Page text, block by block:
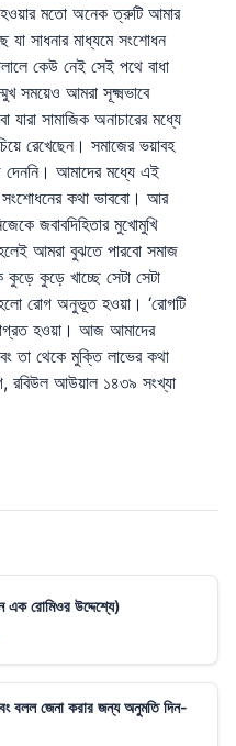
মতো অনেক ত্রুটি আমার
সাধনার মাধ্যমে সংশোধন
কেউ নেই সেই পথে বাধা
সময়েও আমরা সূক্ষ্মভাবে
সামাজিক অনাচারের মধ্যে
রেখেছেন। সমাজের ভয়াবহ
দেননি। আমাদের মধ্যে এই
সংশোধনের কথা ভাববো। আর
জবাবদিহিতার মুখোমুখি
আমরা বুঝতে পারবো সমাজ
কুড়ে কুড়ে খাচ্ছে সেটা সেটা
রোগ অনুভূত হওয়া। ‘রোগটি
হওয়া। আজ আমাদের
তা থেকে মুক্তি লাভের কথা
রবিউল আউয়াল ১৪৩৯ সংখ্যা
এক রোমিওর উদ্দেশ্যে)
বলল জেনা করার জন্য অনুমতি দিন-